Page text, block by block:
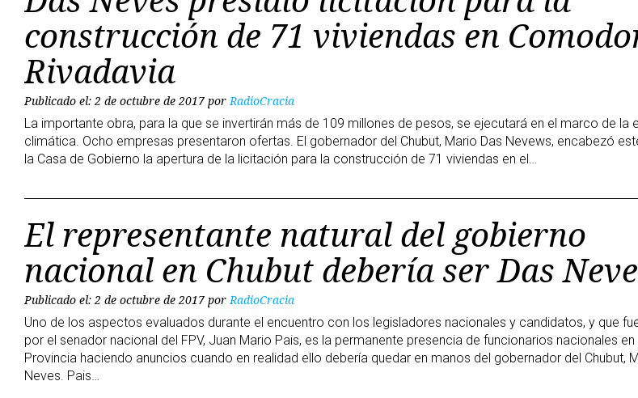
construcción de 71 viviendas en
Rivadavia
Publicado el: 2 de octubre de 2017 por RadioCracia
La importante obra, para la que se invertirán más de 109 millones de pesos, se ejecutará en el marco de la
climática. Ocho empresas presentaron ofertas. El gobernador del Chubut, Mario Das Nevews, encabezó
la Casa de Gobierno la apertura de la licitación para la construcción de 71 viviendas en el…
El representante natural del gobierno
nacional en Chubut debería ser Das
Publicado el: 2 de octubre de 2017 porRadioCracia
Uno de los aspectos evaluados durante el encuentro con los legisladores nacionales y candidatos, y que
por el senador nacional del FPV, Juan Mario Pais, es la permanente presencia de funcionarios nacionales en
Provincia haciendo anuncios cuando en realidad ello debería quedar en manos del gobernador del Chubut,
Neves. Pais…